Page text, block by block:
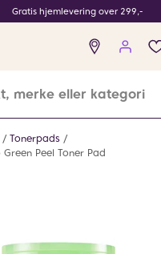
Gratis hjemlevering over 299,-
Tonerpads
Peel Toner Pad